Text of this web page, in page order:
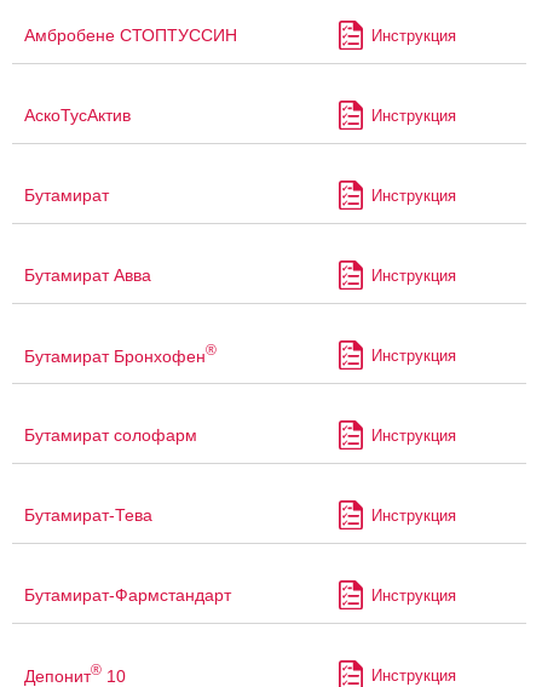
Амбробене СТОПТУССИН Инструкция
АскоТусАктив Инструкция
Бутамират Инструкция
Бутамират Авва Инструкция
Бутамират Бронхофен® Инструкция
Бутамират солофарм Инструкция
Бутамират-Тева Инструкция
Бутамират-Фармстандарт Инструкция
Депонит® 10 Инструкция